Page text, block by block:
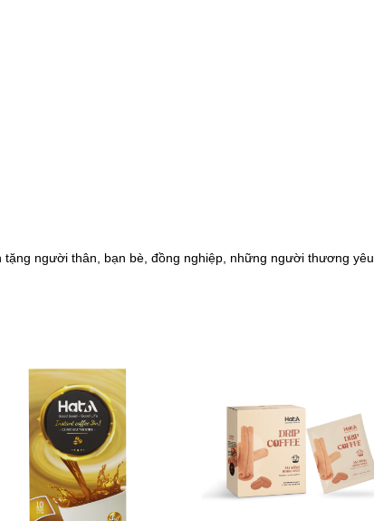
người thân, bạn bè, đồng nghiệp, những người thương yêu.